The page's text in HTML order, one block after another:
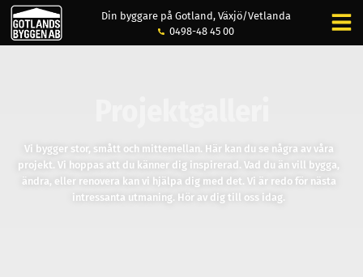
Din byggare på Gotland, Växjö/Vetlanda
0498-48 45 00
Vi bygger stor, smått och mittemellan. Här kan du se några av våra
projekt. Vi hoppas att du känner dig inspirerad. Vad du än vill bygga,
ändra, eller renovera kan vi hjälpa dig med det. Vi är redo för nästa
intressanta utmaning. Hör av dig till oss idag.